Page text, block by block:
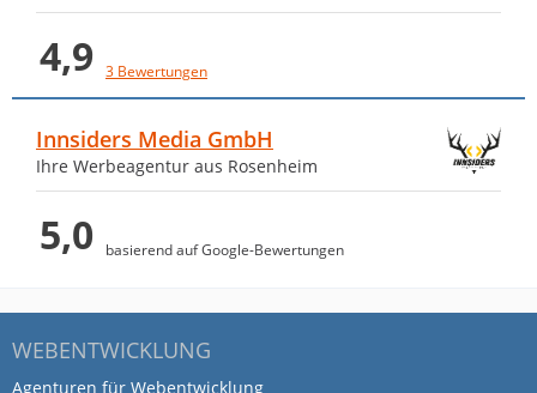
4,9 3 Bewertungen
Innsiders Media GmbH
Ihre Werbeagentur aus Rosenheim
5,0 basierend auf Google-Bewertungen
WEBENTWICKLUNG
Agenturen für Webentwicklung